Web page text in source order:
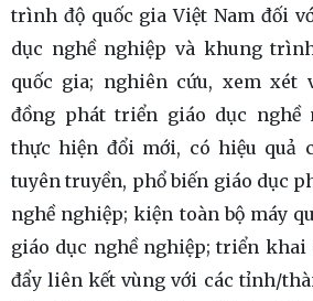
trình độ quốc gia Việt Nam đối
dục nghề nghiệp và khung
quốc gia; nghiên cứu, xem xét
đồng phát triển giáo dục nghề
thực hiện đổi mới, có hiệu quả
tuyên truyền, phổ biến giáo dục
nghề nghiệp; kiện toàn bộ máy
giáo dục nghề nghiệp; triển khai
đẩy liên kết vùng với các tỉnh/